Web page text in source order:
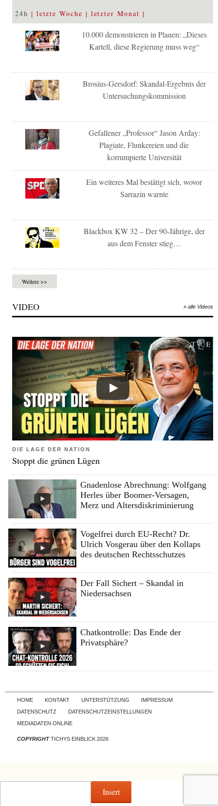
24h letzte Woche letzter Monat
10.000 demonstrieren in Plauen: „Dieses
Kartell, diese Regierung muss weg“
Brosius-Gersdorf: Skandal-Ergebnis der
Untersuchungskommission
Gefallener „Professor“ Jason Arday:
Plagiate, Flunkereien und die
korrumpierte Universität
Ein weiteres Mal bestätigt sich, wovor
Sarrazin warnte
Blackbox KW 32 – Der 90-Jährige, der
aus dem Fenster stieg…
Weitere >>
VIDEO » alle Videos
DIE LAGE DER NATION
Stoppt die grünen Lügen
Gnadenlose Abrechnung: Wolfgang
Herles über Boomer-Versagen,
Merz und Altersdiskriminierung
Vogelfrei durch EU-Recht? Dr.
Ulrich Vosgerau über den Kollaps
des deutschen Rechtsschutzes
Der Fall Sichert – Skandal in
Niedersachsen
Chatkontrolle: Das Ende der
Privatsphäre?
Skip to content
HOME KONTAKT UNTERSTÜTZUNG
IMPRESSUM
DATENSCHUTZ
DATENSCHUTZEINSTELLUNGEN
MEDIADATEN ONLINE
COPYRIGHTTICHYS EINBLICK 2026
Insert